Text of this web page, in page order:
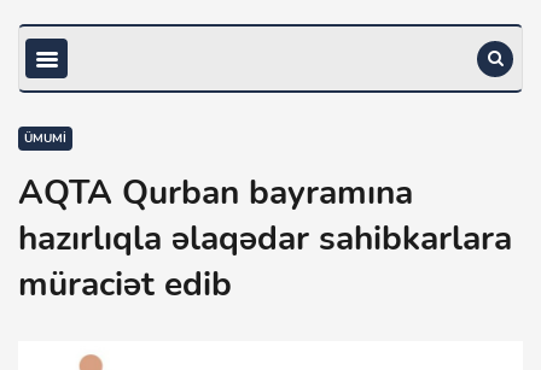
ÜMUMI
AQTA Qurban bayramına
hazırlıqla əlaqədar sahibkarlara
müraciət edib